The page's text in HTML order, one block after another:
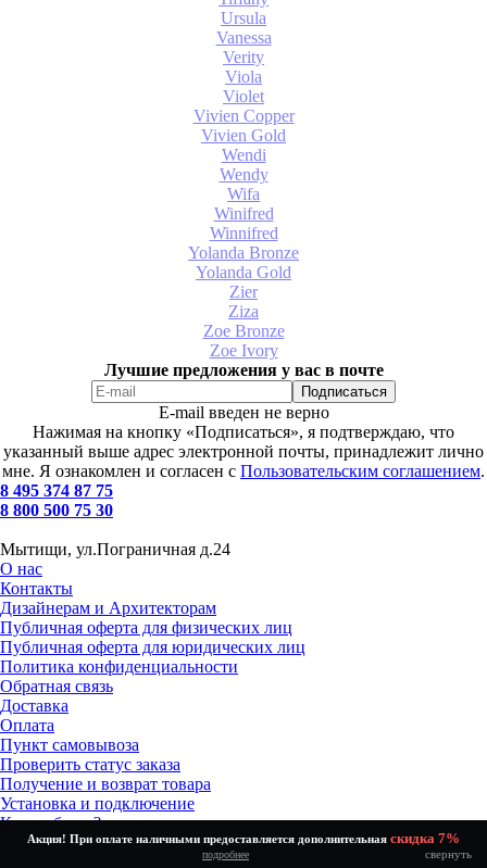
Акция! При оплате наличными предоставляется дополнительная скидка 7%
подробнее свернуть
Ursula
Vanessa
Verity
Viola
Violet
Vivien Copper
Vivien Gold
Wendi
Wendy
Wifa
Winifred
Winnifred
Yolanda Bronze
Yolanda Gold
Zier
Ziza
Zoe Bronze
Zoe Ivory
Лучшие предложения у вас в почте
E-mail введен не верно
Нажимая на кнопку «Подписаться», я подтверждаю, что
указанный выше адрес электронной почты, принадлежит лично
мне. Я ознакомлен и согласен с Пользовательским соглашением.
8 495 374 87 75
8 800 500 75 30
Мытищи, ул.Пограничная д.24
О нас
Контакты
Дизайнерам и Архитекторам
Публичная оферта для физических лиц
Публичная оферта для юридических лиц
Политика конфиденциальности
Обратная связь
Доставка
Оплата
Пункт самовывоза
Проверить статус заказа
Получение и возврат товара
Установка и подключение
Как выбрать?
Скидки %